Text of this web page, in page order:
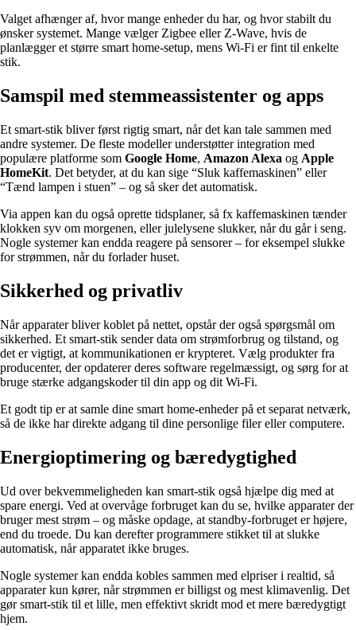
Valget afhænger af, hvor mange enheder du har, og hvor stabilt du
ønsker systemet. Mange vælger Zigbee eller Z-Wave, hvis de
planlægger et større smart home-setup, mens Wi-Fi er fint til enkelte
stik.
Samspil med stemmeassistenter og apps
Et smart-stik bliver først rigtig smart, når det kan tale sammen med
andre systemer. De fleste modeller understøtter integration med
populære platforme som Google Home, Amazon Alexa og Apple
HomeKit. Det betyder, at du kan sige “Sluk kaffemaskinen” eller
“Tænd lampen i stuen” – og så sker det automatisk.
Via appen kan du også oprette tidsplaner, så fx kaffemaskinen tænder
klokken syv om morgenen, eller julelysene slukker, når du går i seng.
Nogle systemer kan endda reagere på sensorer – for eksempel slukke
for strømmen, når du forlader huset.
Sikkerhed og privatliv
Når apparater bliver koblet på nettet, opstår der også spørgsmål om
sikkerhed. Et smart-stik sender data om strømforbrug og tilstand, og
det er vigtigt, at kommunikationen er krypteret. Vælg produkter fra
producenter, der opdaterer deres software regelmæssigt, og sørg for at
bruge stærke adgangskoder til din app og dit Wi-Fi.
Et godt tip er at samle dine smart home-enheder på et separat netværk,
så de ikke har direkte adgang til dine personlige filer eller computere.
Energioptimering og bæredygtighed
Ud over bekvemmeligheden kan smart-stik også hjælpe dig med at
spare energi. Ved at overvåge forbruget kan du se, hvilke apparater der
bruger mest strøm – og måske opdage, at standby-forbruget er højere,
end du troede. Du kan derefter programmere stikket til at slukke
automatisk, når apparatet ikke bruges.
Nogle systemer kan endda kobles sammen med elpriser i realtid, så
apparater kun kører, når strømmen er billigst og mest klimavenlig. Det
gør smart-stik til et lille, men effektivt skridt mod et mere bæredygtigt
hjem.